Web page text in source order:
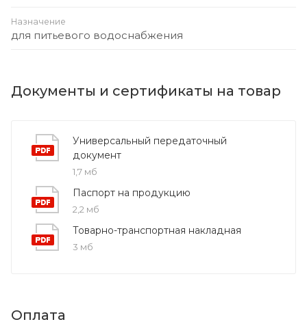
Назначение
для питьевого водоснабжения
Документы и сертификаты на товар
Универсальный передаточный
документ
1,7 мб
Паспорт на продукцию
2,2 мб
Товарно-транспортная накладная
3 мб
Оплата